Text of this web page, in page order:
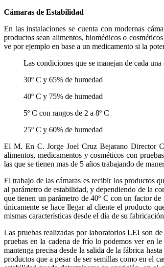
Cámaras de Estabilidad
En las instalaciones se cuenta con modernas
productos sean alimentos, biomédicos o
ve por ejemplo en base a un medicamento si la
Las condiciones que se manejan de cada una
30º C y 65% de humedad
40º C y 75% de humedad
5º C con rangos de 2 a 8º C
25º C y 60% de humedad
El M. En C. Jorge Joel Cruz Bejarano Director
alimentos, medicamentos y cosméticos con
las que se tienen mas de 5 años trabajando de
El trabajo de las cámaras es recibir los productos
al parámetro de estabilidad, y dependiendo de la
que tienen un parámetro de 40º C con un factor
únicamente se hace llegar al cliente el producto
mismas características desde el día de su
Las pruebas realizadas por laboratorios LEI son
pruebas en la cadena de frío lo podemos ver en
mantenga precisa desde la salida de la fábrica
productos que a pesar de ser semillas como en el